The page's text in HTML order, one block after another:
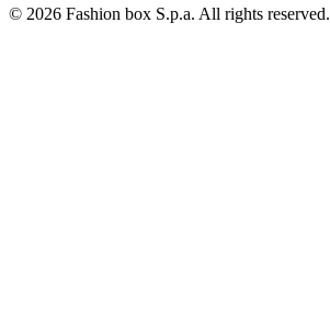
© 2026 Fashion box S.p.a. All rights reserved.